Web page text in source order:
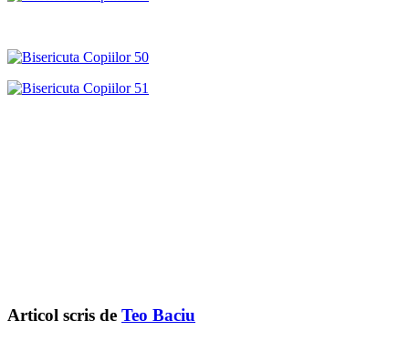
Articol scris de Teo Baciu